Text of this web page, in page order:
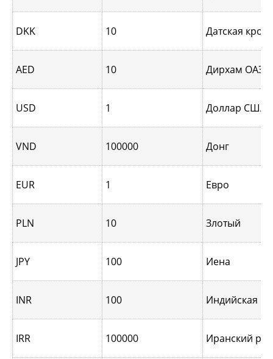
DKK 10 Датская
AED 10 Дирхам ОАЭ
USD 1 Доллар США
VND 100000 Донг
EUR 1 Евро
PLN 10 Злотый
JPY 100 Иена
INR 100 Индийская
IRR 100000 Иранский